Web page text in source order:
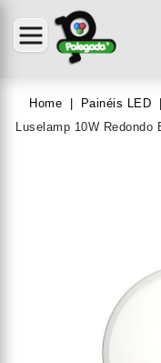
Home Painéis LED
Luselamp 10W